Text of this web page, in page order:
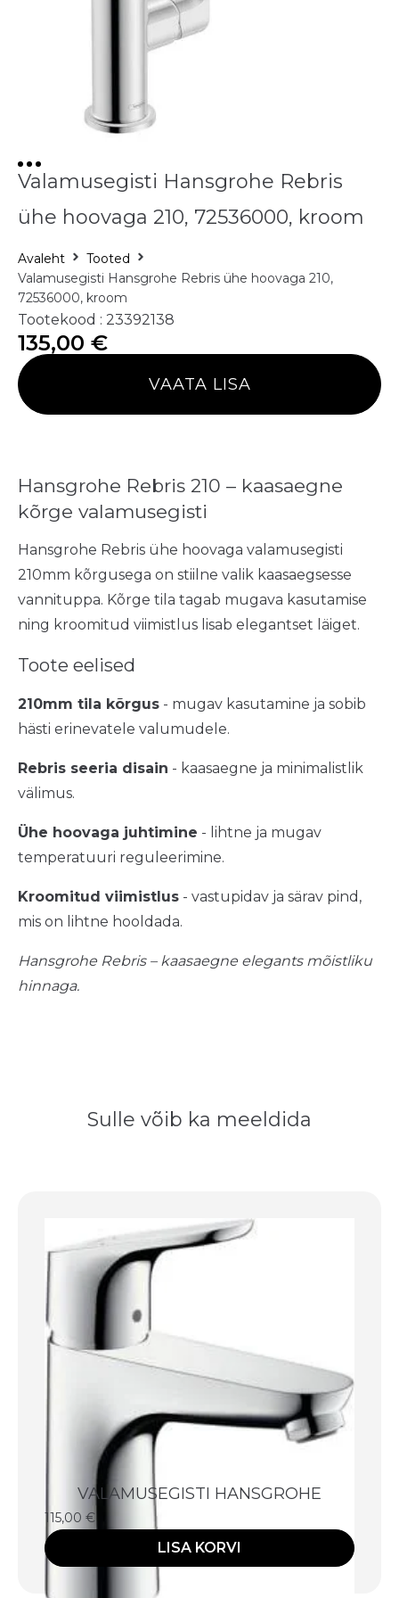
Valamusegisti Hansgrohe Rebris
ühe hoovaga 210, 72536000, kroom
Avaleht
Tooted
Valamusegisti Hansgrohe Rebris ühe hoovaga 210,
72536000, kroom
Tootekood : 23392138
135,00 €
VAATA LISA
Hansgrohe Rebris 210 – kaasaegne
kõrge valamusegisti
Hansgrohe Rebris ühe hoovaga valamusegisti
210mm kõrgusega on stiilne valik kaasaegsesse
vannituppa. Kõrge tila tagab mugava kasutamise
ning kroomitud viimistlus lisab elegantset läiget.
Toote eelised
210mm tila kõrgus - mugav kasutamine ja sobib
hästi erinevatele valumudele.
Rebris seeria disain - kaasaegne ja minimalistlik
välimus.
Ühe hoovaga juhtimine - lihtne ja mugav
temperatuuri reguleerimine.
Kroomitud viimistlus - vastupidav ja särav pind,
mis on lihtne hooldada.
Hansgrohe Rebris – kaasaegne elegants mõistliku
hinnaga.
Sulle võib ka meeldida
VALAMUSEGISTI HANSGROHE
115,00 €
LISA KORVI